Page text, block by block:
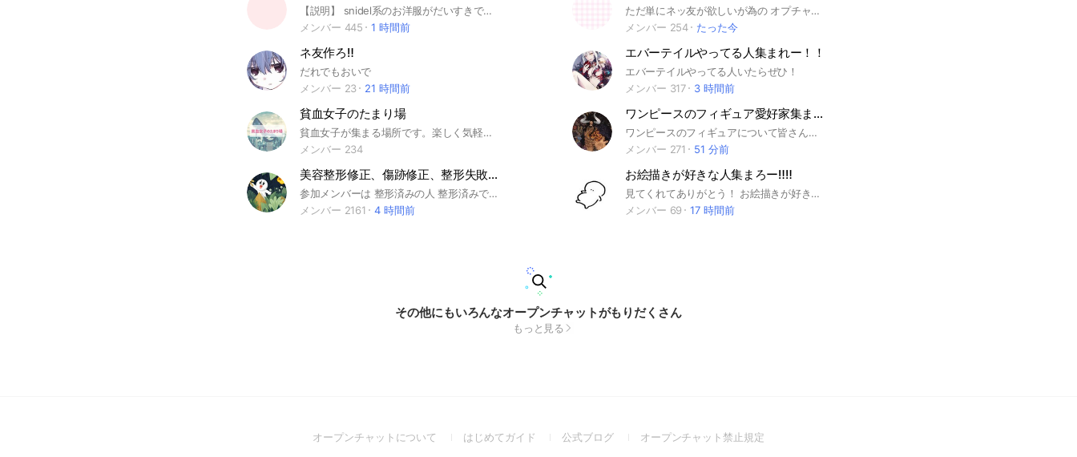
【説明】 snidel系のお洋服がだいすきです^>~<^💘 GRLからsnidelまで沢山のお洋服屋さんでスナ系のカワイイ服の共有が出来れば、と思い作りました✨ メイクや美容のことなど、初心者の方から好きな方まで入って頂き、沢山トーク出来れば嬉しいです🐻‍🍒 ⭐️簡単まとめ⭐️ 【目的】 ･かわいいお洋服共有 ･コーデについての質問 ･メイク･美容についての質問 ･オタ活おすすめ場所 荒らしや、質問が埋もれるくらい荒らす方は退会させて頂きますᐪᐤᐪ🩵 𖤐参加の際は参加前に【年齢】を伺います。 年齢は関係ありませんが、オープンチャットの平和維持のため、お答えいただければ必ず許可しますのでご協力お願いします。 ○○lineや18↓↑などは説明文未読と判断し許可致しません。
メンバー 445
1 時間前
ただ単にネッ友が欲しいが為の オプチャです。 だれか入ってくれないと 主が悲しみます。 病んでる時はそっとしてください。 絵を描くのと、歌うの、 ゲームが好きです。 おすすめのゲームとか 教えて欲しいです。 とりま入りやがれください。 です。
メンバー 254
たった今
ネ友作ろ‼️
だれでもおいで
メンバー 23
21 時間前
エバーテイルやってる人集まれー！！
エバーテイルやってる人いたらぜひ！
メンバー 317
3 時間前
貧血女子のたまり場
貧血女子が集まる場所です。楽しく気軽にお話して、情報交換したり、応援しあったり、励ましあったり、頑張ろうと立ち上がる場所です👠
メンバー 234
ワンピースのフィギュア愛好家集まろう！
ワンピースのフィギュアについて皆さんと語りたいです❗️ ワンピースのことなどもみんなで喋りましょう😆 #ワンピース #ワンピースフィギュア #ジャンプ #アニメ
メンバー 271
51 分前
美容整形修正、傷跡修正、整形失敗、失敗したラインの修正、手術のやり直し、二重修正etcの部屋
参加メンバーは 整形済みの人 整形済みで修正したい人 🆕これから整形予定だけどデメリットについて聞きたい人 のみに限定 🆕自己紹介 整形済みの人は整形箇所や術名 整形済みで修正したい人は修正したい箇所について 整形予定の人はどこをどんな手術予定でどんな不安があるか はじめに自己紹介お願いします🙇‍♀️ 整形済みの人の失敗談・整形箇所の修正・やり直し 傷跡についての相談 管理人は東京・名古屋・大阪で 全身美容整形済み💃✨ その他レーザー（フラクショナル・炭酸ガス・ハイフ・ダーマローラーetc）、セルフダーマローラー、セルフトレチノイン×ハイドロキノン などなど 👀埋没法×○回、眼瞼下垂、目頭切開×2回、目尻切開（たれ目形成）、涙袋形成 👃鼻プロテーゼ×○回(L・I・糸・ヒアルロン酸・アクアミド)、鼻翼縮小、鼻中隔延長、鼻尖形成（団子鼻修正） 🦵脂肪吸引（ベイザー、頬×3、あご下、腕、背中、脇、お腹、お尻、太もも、ふくらはぎ） 👙豊胸（コンデンスリッチ） 💉脂肪溶解注射、バッカルファット、ヒアルロン酸注入、ボトックス、非吸収剤注入（エンドプロテーゼ、アクアミド） PRP注入（成長因子）、脂肪注入、頬骨削り、フェイスリフトetc 😭細菌感染後、皮膚壊死し、鼻プロテが皮膚を突き破り飛び出る→プロテ抜去したが皮膚に穴が開き、その傷跡修正中 😭フェイスリフトの傷跡修正したい 😭二重（眼瞼下垂）のライン修正したい その他、整形の失敗談デメリットお話し出来ます💦 もちろん、成功箇所もあるし、やって良かったところも沢山あります🤣🤣 失敗談やデメリット、修正成功談 皆さんの経験談聞きたいです💡 皆でワイワイお話ししましょう🙌 #美容整形#整形#修正#整形失敗#二重修正#傷跡#傷跡修正#縫合跡#切開跡#整形やり直し#手術やり直し#やり直し#整形デメリット#フェイスリフト#頬骨削り#壊死#プロテーゼ#プロテ
メンバー 2161
4 時間前
お絵描きが好きな人集まろー‼︎‼︎
見てくれてありがとう！ お絵描きが好きな人たちが楽しくイラストをゆるーく見せ合いっこしたいなーって思ってます！ 管理人はいないも同然レベルの低浮上です！出会えたら奇跡レベルです
メンバー 69
17 時間前
その他にもいろんなオープンチャットがもりだくさん
もっと見る
オープンチャットについて
(Openはじめてガイド
(Open公式ブログ
(Openオープンチャット禁止規定(Open